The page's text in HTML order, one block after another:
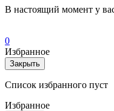
В настоящий момент у
0
Избранное
Закрыть
Список избранного пуст
Избранное